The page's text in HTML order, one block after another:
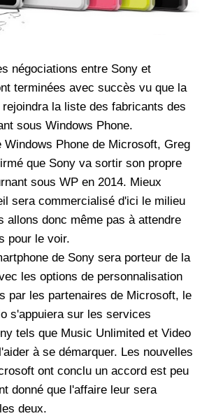
négociations entre Sony et
terminées avec succès vu que la
la liste des fabricants des
sous Windows Phone.
Windows Phone de Microsoft, Greg
que Sony va sortir son propre
sous WP en 2014. Mieux
sera commercialisé d'ici le milieu
allons donc même pas à attendre
pour le voir.
de Sony sera porteur de la
les options de personnalisation
par les partenaires de Microsoft, le
s'appuiera sur les services
tels que Music Unlimited et Video
à se démarquer. Les nouvelles
ont conclu un accord est peu
donné que l'affaire leur sera
deux.